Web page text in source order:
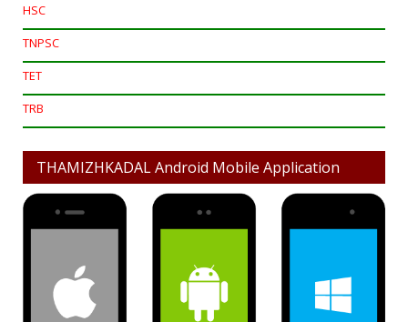
HSC
TNPSC
TET
TRB
THAMIZHKADAL Android Mobile Application